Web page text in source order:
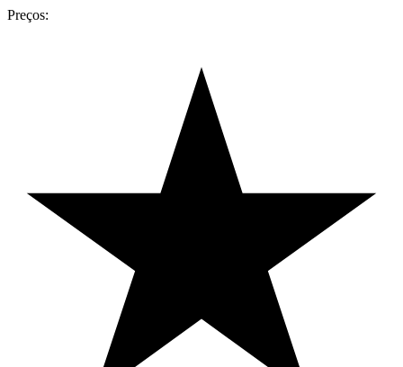
Preços: